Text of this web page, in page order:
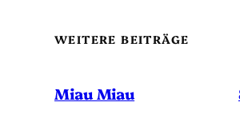
WEITERE BEITRÄGE
Miau Miau